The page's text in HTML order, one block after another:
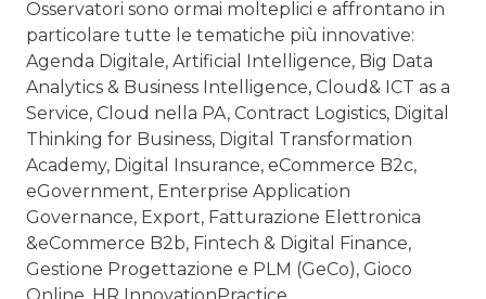
Osservatori sono ormai molteplici e affrontano in
particolare tutte le tematiche più innovative:
Agenda Digitale, Artificial Intelligence, Big Data
Analytics & Business Intelligence, Cloud& ICT as a
Service, Cloud nella PA, Contract Logistics, Digital
Thinking for Business, Digital Transformation
Academy, Digital Insurance, eCommerce B2c,
eGovernment, Enterprise Application
Governance, Export, Fatturazione Elettronica
&eCommerce B2b, Fintech & Digital Finance,
Gestione Progettazione e PLM (GeCo), Gioco
Online, HR InnovationPractice,